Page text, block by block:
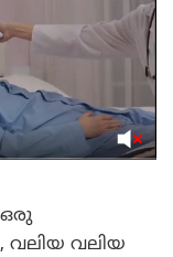
ഒരു
വലിയ